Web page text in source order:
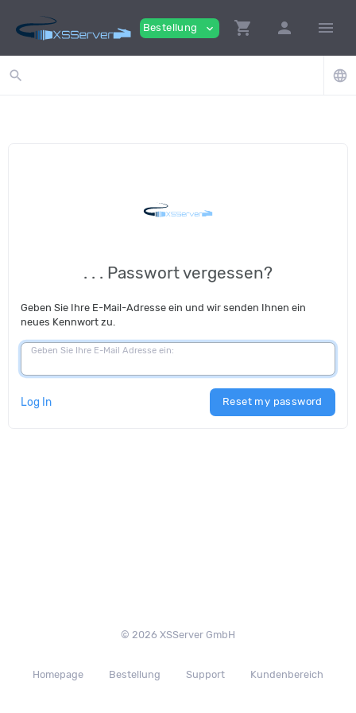
Bestellung expand_more shopping_cart person menu
search language
. . . Passwort vergessen?
Geben Sie Ihre E-Mail-Adresse ein und wir senden Ihnen ein
neues Kennwort zu.
Geben Sie Ihre E-Mail Adresse ein:
Log In Reset my password
© 2026 XSServer GmbH
Homepage Bestellung Support Kundenbereich